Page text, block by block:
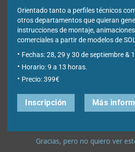
Orientado tanto a perfiles técnicos
otros departamentos que quieran
instrucciones de montaje,
comerciales a partir de modelos de
Fechas: 28, 29 y 30 de septiembre &
Horario: 9 a 13 horas.
Precio: 399€
Inscripción Más
Gracias, pero no quiero ver